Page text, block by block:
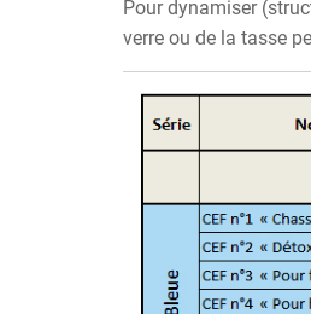
Pour dynamiser
verre ou de la tasse